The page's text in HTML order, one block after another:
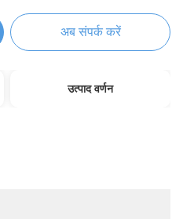
अब संपर्क करें
उत्पाद वर्णन